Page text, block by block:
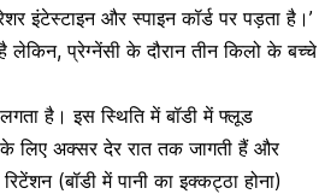
इंटेस्टाइन और स्पाइन कॉर्ड पर पड़ता है।’
लेकिन, प्रेग्नेंसी के दौरान तीन किलो के बच्चे
है। इस स्थिति में बॉडी में फ्लूड
के लिए अक्सर देर रात तक जागती हैं और
(बॉडी में पानी का इक्कट्ठा होना)